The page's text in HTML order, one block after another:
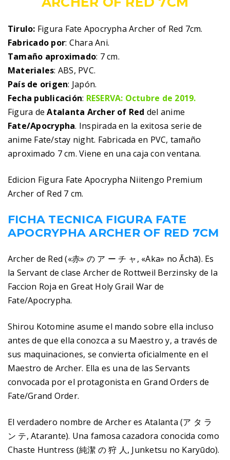
Tirulo: Figura Fate Apocrypha Archer of Red 7cm.
Fabricado por: Chara Ani.
Tamaño aproximado: 7 cm.
Materiales: ABS, PVC.
País de origen: Japón.
Fecha publicación: RESERVA: Octubre de 2019.
Figura deAtalanta Archer of Red del anime
Fate/Apocrypha. Inspirada en la exitosa serie de
anime Fate/stay night. Fabricada en PVC, tamaño
aproximado 7 cm. Viene en una caja con ventana.
Edicion Figura Fate Apocrypha Niitengo Premium
Archer of Red 7 cm.
FICHA TECNICA FIGURA FATE
APOCRYPHA ARCHER OF RED 7CM
Archer de Red («赤» の ア ー チ ャ, «Aka» no Āchā). Es
la Servant de clase Archer de Rottweil Berzinsky de la
Faccion Roja en Great Holy Grail War de
Fate/Apocrypha.
Shirou Kotomine asume el mando sobre ella incluso
antes de que ella conozca a su Maestro y, a través de
sus maquinaciones, se convierta oficialmente en el
Maestro de Archer. Ella es una de las Servants
convocada por el protagonista en Grand Orders de
Fate/Grand Order.
El verdadero nombre de Archer es Atalanta (ア タ ラ
ン テ, Atarante). Una famosa cazadora conocida como
Chaste Huntress (純潔 の 狩 人, Junketsu no Karyūdo).